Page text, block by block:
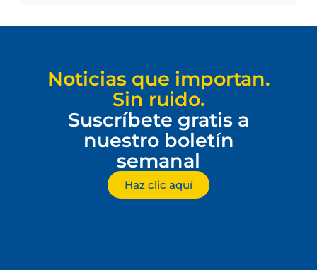
Noticias que importan.
Sin ruido.
Suscríbete gratis a
nuestro boletín
semanal
Haz clic aquí